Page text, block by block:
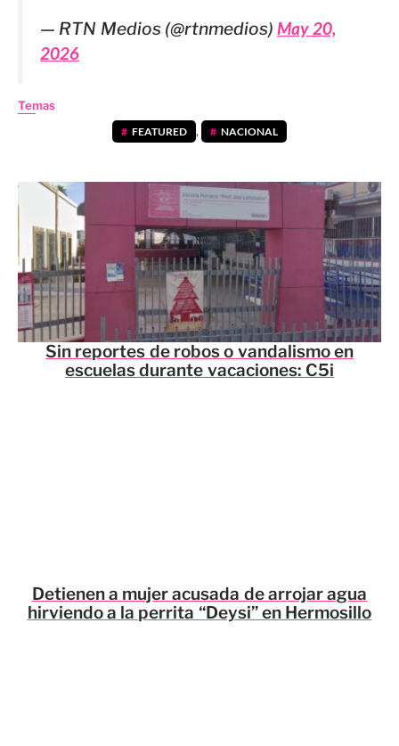
— RTN Medios (@rtnmedios)May 20,
2026
Temas
FEATURED , NACIONAL
Sin reportes de robos o vandalismo en
escuelas durante vacaciones: C5i
Detienen a mujer acusada de arrojar agua
hirviendo a la perrita “Deysi” en Hermosillo